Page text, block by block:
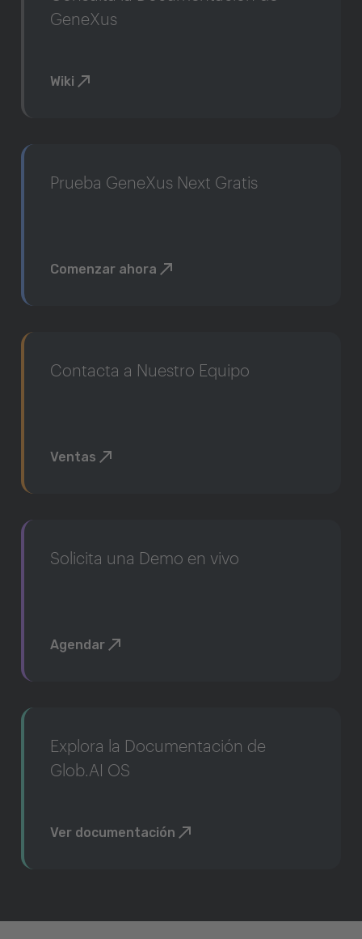
GeneXus
Wiki
Prueba GeneXus Next Gratis
Comenzar ahora
Contacta a Nuestro Equipo
Ventas
Solicita una Demo en vivo
Agendar
Explora la Documentación de
Glob.AI OS
Ver documentación